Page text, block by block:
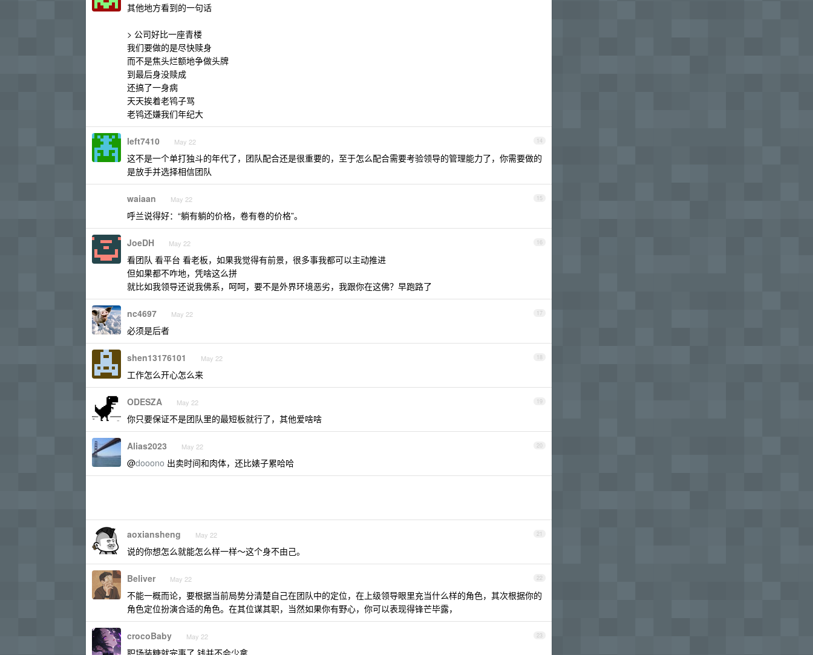
其他地方看到的一句话
> 公司好比一座青楼
我们要做的是尽快赎身
而不是焦头烂额地争做头牌
到最后身没赎成
还搞了一身病
天天挨着老鸨子骂
老鸨还嫌我们年纪大
14
left7410 May 22
这不是一个单打独斗的年代了，团队配合还是很重要的，至于怎么配合需要考验领导的管理能力了，你需要做的
是放手并选择相信团队
15
waiaan May 22
呼兰说得好：“躺有躺的价格，卷有卷的价格”。
16
JoeDH May 22
看团队 看平台 看老板，如果我觉得有前景，很多事我都可以主动推进
但如果都不咋地，凭啥这么拼
就比如我领导还说我佛系，呵呵，要不是外界环境恶劣，我跟你在这佛？早跑路了
17
nc4697 May 22
必须是后者
18
shen13176101 May 22
工作怎么开心怎么来
19
ODESZA May 22
你只要保证不是团队里的最短板就行了，其他爱啥啥
20
Alias2023 May 22
@dooono 出卖时间和肉体，还比婊子累哈哈
21
aoxiansheng May 22
说的你想怎么就能怎么样一样～这个身不由己。
22
Beliver May 22
不能一概而论，要根据当前局势分清楚自己在团队中的定位，在上级领导眼里充当什么样的角色，其次根据你的
角色定位扮演合适的角色。在其位谋其职，当然如果你有野心，你可以表现得锋芒毕露，
23
crocoBaby May 22
职场装糖就完事了,钱并不会少拿